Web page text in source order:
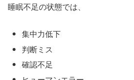
睡眠不足の状態では、
集中力低下
判断ミス
確認不足